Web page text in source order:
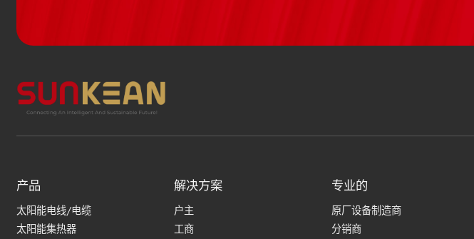
产品
太阳能电线/电缆
太阳能集热器
解决方案
户主
工商
专业的
原厂设备制造商
分销商